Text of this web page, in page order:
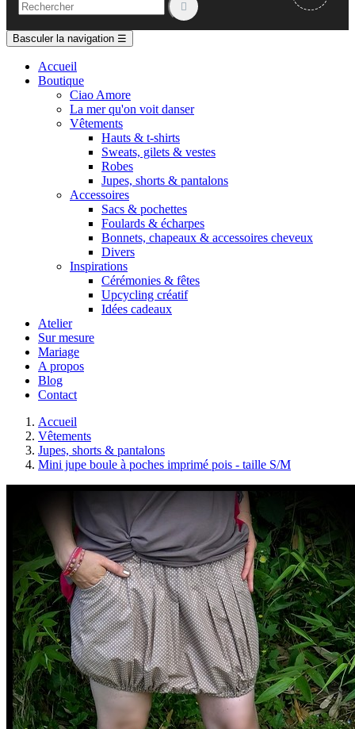

Basculer la navigation ☰
Accueil
Boutique
Ciao Amore
La mer qu'on voit danser
Vêtements
Hauts & t-shirts
Sweats, gilets & vestes
Robes
Jupes, shorts & pantalons
Accessoires
Sacs & pochettes
Foulards & écharpes
Bonnets, chapeaux & accessoires cheveux
Divers
Inspirations
Cérémonies & fêtes
Upcycling créatif
Idées cadeaux
Atelier
Sur mesure
Mariage
A propos
Blog
Contact
Accueil
Vêtements
Jupes, shorts & pantalons
Mini jupe boule à poches imprimé pois - taille S/M